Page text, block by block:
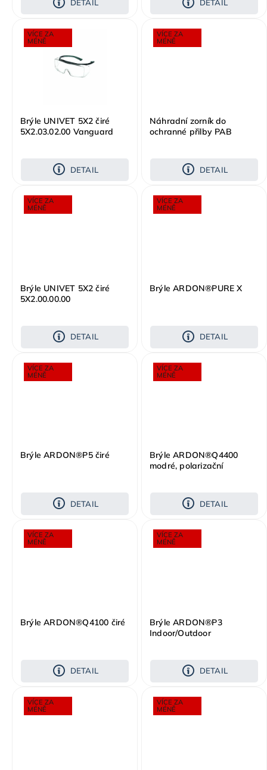
DETAIL DETAIL
VÍCE ZA
MÉNĚ
Brýle UNIVET 5X2 čiré
5X2.03.02.00 Vanguard
DETAIL
VÍCE ZA
MÉNĚ
Náhradní zorník do
ochranné přilby PAB
DETAIL
VÍCE ZA
MÉNĚ
Brýle UNIVET 5X2 čiré
5X2.00.00.00
DETAIL
VÍCE ZA
MÉNĚ
Brýle ARDON®PURE X
DETAIL
VÍCE ZA
MÉNĚ
Brýle ARDON®P5 čiré
DETAIL
VÍCE ZA
MÉNĚ
Brýle ARDON®Q4400
modré, polarizační
DETAIL
VÍCE ZA
MÉNĚ
Brýle ARDON®Q4100 čiré
DETAIL
VÍCE ZA
MÉNĚ
Brýle ARDON®P3
Indoor/Outdoor
DETAIL
VÍCE ZA
MÉNĚ
VÍCE ZA
MÉNĚ